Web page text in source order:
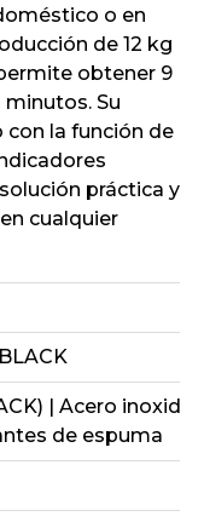
o en
de 12 kg
obtener 9
minutos. Su
la función de
práctica y
cualquier
| Acero
de espuma